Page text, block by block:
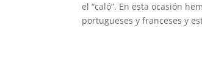
el “caló”. En esta ocasión
portugueses y franceses y